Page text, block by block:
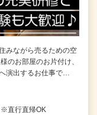
みながら売るための空
のお部屋のお片付け、
演出するお仕事で…
直行直帰OK